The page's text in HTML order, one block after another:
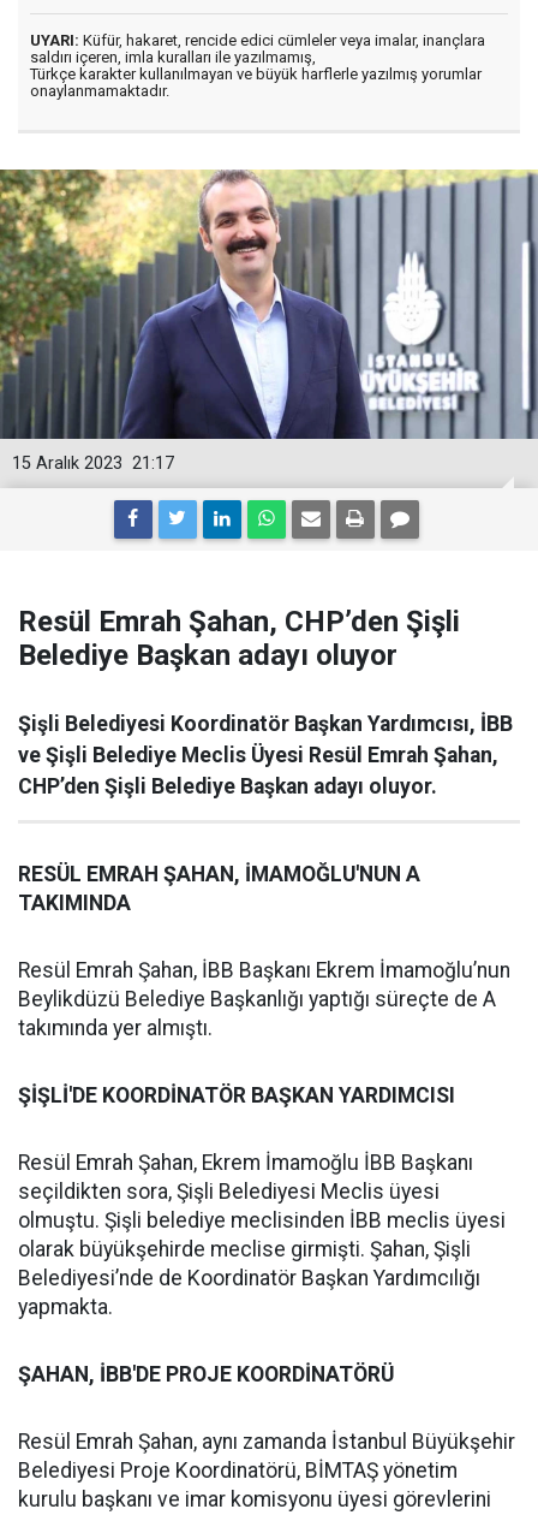
UYARI: Küfür, hakaret, rencide edici cümleler veya imalar, inançlara
saldırı içeren, imla kuralları ile yazılmamış,
Türkçe karakter kullanılmayan ve büyük harflerle yazılmış yorumlar
onaylanmamaktadır.
21:17
15 Aralık 2023
Resül Emrah Şahan, CHP’den Şişli
Belediye Başkan adayı oluyor
Şişli Belediyesi Koordinatör Başkan Yardımcısı, İBB
ve Şişli Belediye Meclis Üyesi Resül Emrah Şahan,
CHP’den Şişli Belediye Başkan adayı oluyor.
RESÜL EMRAH ŞAHAN, İMAMOĞLU'NUN A
TAKIMINDA
Resül Emrah Şahan, İBB Başkanı Ekrem İmamoğlu’nun
Beylikdüzü Belediye Başkanlığı yaptığı süreçte de A
takımında yer almıştı.
ŞİŞLİ'DE KOORDİNATÖR BAŞKAN YARDIMCISI
Resül Emrah Şahan, Ekrem İmamoğlu İBB Başkanı
seçildikten sora, Şişli Belediyesi Meclis üyesi
olmuştu. Şişli belediye meclisinden İBB meclis üyesi
olarak büyükşehirde meclise girmişti. Şahan, Şişli
Belediyesi’nde de Koordinatör Başkan Yardımcılığı
yapmakta.
ŞAHAN, İBB'DE PROJE KOORDİNATÖRÜ
Resül Emrah Şahan, aynı zamanda İstanbul Büyükşehir
Belediyesi Proje Koordinatörü, BİMTAŞ yönetim
kurulu başkanı ve imar komisyonu üyesi görevlerini